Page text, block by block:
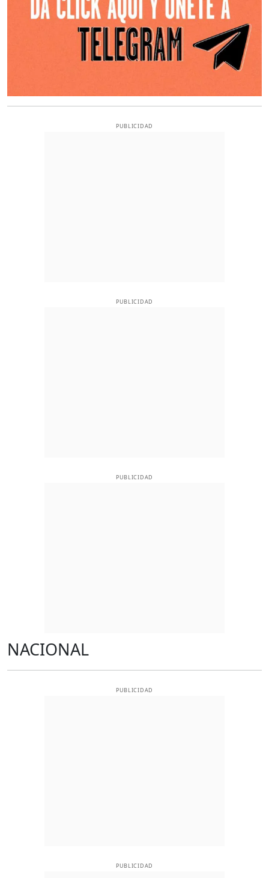
PUBLICIDAD
PUBLICIDAD
PUBLICIDAD
NACIONAL
PUBLICIDAD
PUBLICIDAD